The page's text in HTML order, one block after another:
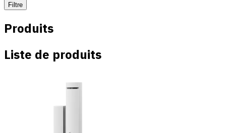
Filtre
Produits
Liste de produits